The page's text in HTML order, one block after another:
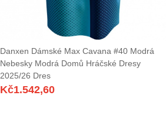
Danxen Dámské Max Cavana #40 Modrá
Nebesky Modrá Domů Hráčské Dresy
2025/26 Dres
Kč1.542,60